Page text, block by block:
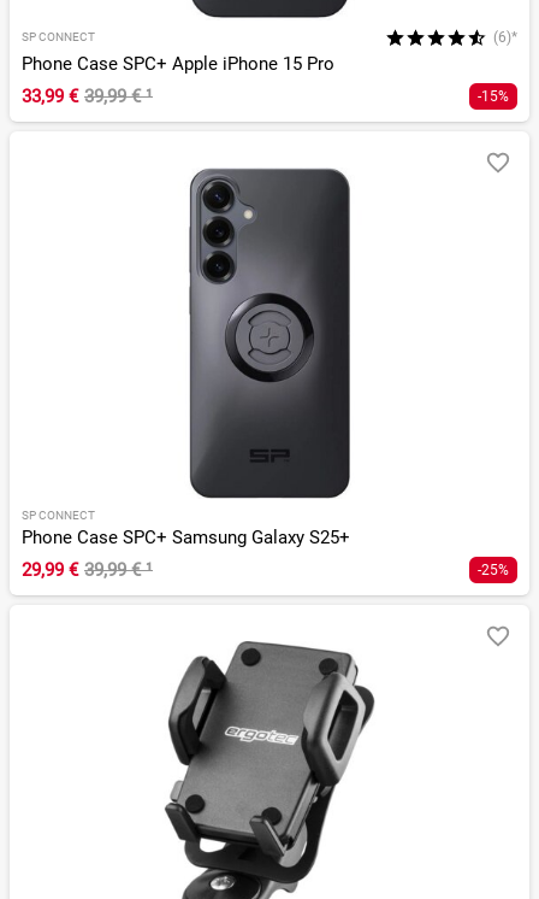
SP CONNECT (6)*
Phone Case SPC+ Apple iPhone 15 Pro
33,99 € 39,99 €¹ -15%
SP CONNECT
Phone Case SPC+ Samsung Galaxy S25+
29,99 € 39,99 €¹ -25%